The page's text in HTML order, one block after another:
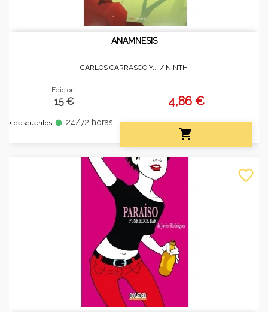
ANAMNESIS
CARLOS CARRASCO Y... / NINTH
Edición:
15 €
+ descuentos fiber_manual_record 24/72 horas
4,86 €

favorite_border